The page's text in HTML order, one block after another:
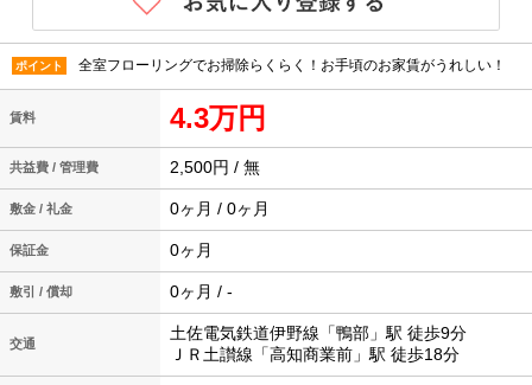
ポイント 全室フローリングでお掃除らくらく！お手頃のお家賃がうれしい！
賃料 4.3万円
共益費 / 管理費 2,500円 / 無
敷金 / 礼金 0ヶ月 / 0ヶ月
保証金 0ヶ月
敷引 / 償却 0ヶ月 / -
交通
土佐電気鉄道伊野線「鴨部」駅 徒歩9分
ＪＲ土讃線「高知商業前」駅 徒歩18分